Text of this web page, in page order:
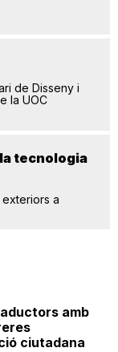
de Disseny i
la UOC
tecnologia
a
amb
ciutadana